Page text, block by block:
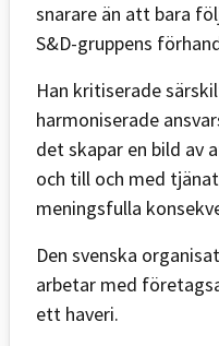
snarare än att bara
S&D-gruppens
Han kritiserade
harmoniserade
det skapar en bild av
och till och med
meningsfulla
Den svenska
arbetar med
ett haveri.